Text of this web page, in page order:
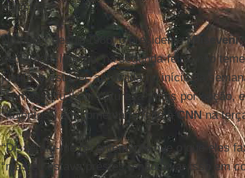
ministro.
No poder desde 1986, o presidenteMuseveni,
declarada, indicou, na segunda-feira, não
justificar esta lei, aprovada no início da
“homossexual por natureza”, mas por opção,
“nojentos”, em comentário feito àCNNna
“Disseram-me recentemente que o que eles
“mas eu estava prestes a não levar isso em